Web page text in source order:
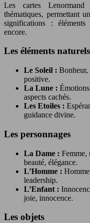
Les cartes
thématiques, permettant
significations :
encore.
Les éléments naturels
Le Soleil : Bonheur,
positive.
La Lune :
aspects cachés.
Les Etoiles :
guidance divine.
Les personnages
La Dame : Femme,
beauté, élégance.
L’Homme :
leadership.
L’Enfant :
joie, innocence.
Les objets